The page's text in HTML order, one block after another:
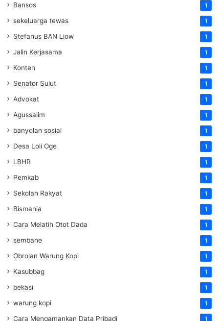
Bansos 1
sekeluarga tewas 1
Stefanus BAN Liow 1
Jalin Kerjasama 1
Konten 1
Senator Sulut 1
Advokat 1
Agussalim 1
banyolan sosial 1
Desa Loli Oge 1
LBHR 1
Pemkab 1
Sekolah Rakyat 1
Bismania 1
Cara Melatih Otot Dada 1
sembahe 1
Obrolan Warung Kopi 1
Kasubbag 1
bekasi 1
warung kopi 1
Cara Mengamankan Data Pribadi 1